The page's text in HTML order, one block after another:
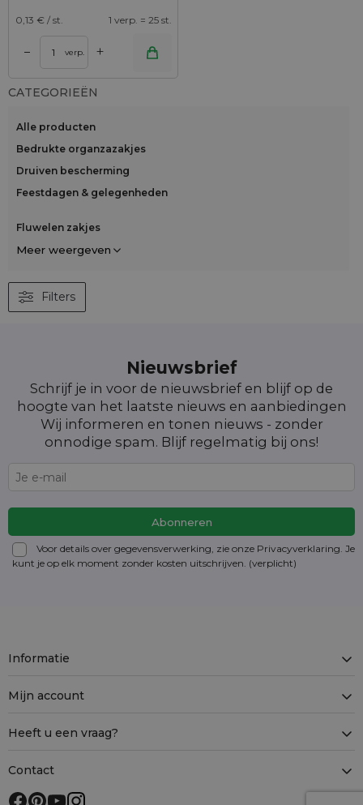
0,13 € / st. 1 verp. = 25 st.
– verp. +
CATEGORIEËN
Alle producten
Bedrukte organzazakjes
Druiven bescherming
Feestdagen & gelegenheden
Fluwelen zakjes
Meer weergeven
Filters
Nieuwsbrief
Schrijf je in voor de nieuwsbrief en blijf op de
hoogte van het laatste nieuws en aanbiedingen
Wij informeren en tonen nieuws - zonder
onnodige spam. Blijf regelmatig bij ons!
Voor details over gegevensverwerking, zie onze Privacyverklaring. Je
kunt je op elk moment zonder kosten uitschrijven . (verplicht)
Informatie
Mijn account
Heeft u een vraag?
Contact